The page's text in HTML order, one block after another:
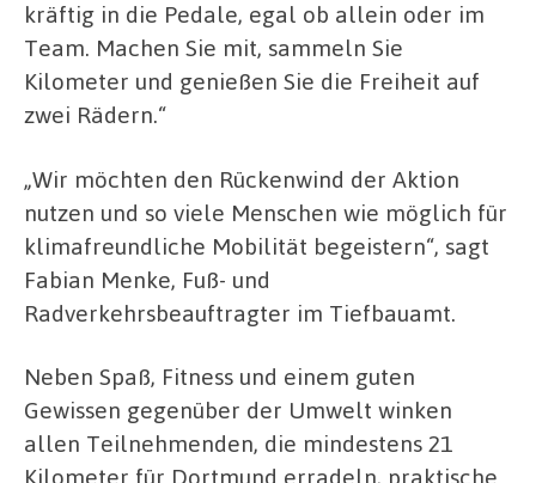
kräftig in die Pedale, egal ob allein oder im
Team. Machen Sie mit, sammeln Sie
Kilometer und genießen Sie die Freiheit auf
zwei Rädern.“
„Wir möchten den Rückenwind der Aktion
nutzen und so viele Menschen wie möglich für
klimafreundliche Mobilität begeistern“, sagt
Fabian Menke, Fuß- und
Radverkehrsbeauftragter im Tiefbauamt.
Neben Spaß, Fitness und einem guten
Gewissen gegenüber der Umwelt winken
allen Teilnehmenden, die mindestens 21
Kilometer für Dortmund erradeln, praktische